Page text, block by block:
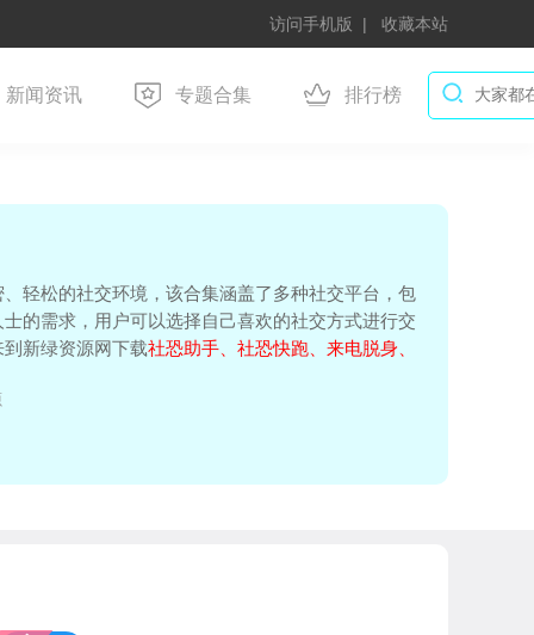
访问手机版 收藏本站
新闻资讯 专题合集 排行榜
轻松的社交环境，该合集涵盖了多种社交平台，包
的需求，用户可以选择自己喜欢的社交方式进行交
新绿资源网下载社恐助手、社恐快跑、来电脱身、